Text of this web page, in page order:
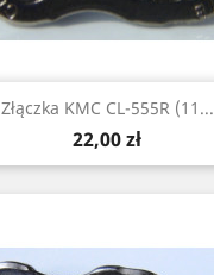
Złączka KMC CL-555R (11...
Cena
22,00 zł